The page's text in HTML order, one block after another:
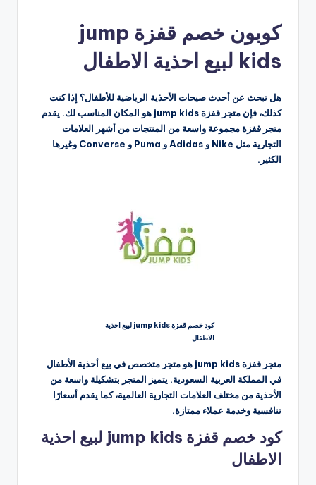
كوبون خصم قفزة jump
kids لبيع احذية الاطفال
هل تبحث عن أحدث صيحات الأحذية الرياضية للأطفال؟ إذا كنت
كذلك، فإن متجر قفزة jump kids هو المكان المناسب لك. يقدم
متجر قفزة مجموعة واسعة من المنتجات من أشهر العلامات
التجارية مثل Nike و Adidas و Puma و Converse وغيرها
الكثير.
كود خصم قفزة jump kids لبيع احذية
الاطفال
متجر قفزة jump kids هو متجر متخصص في بيع أحذية الأطفال
في المملكة العربية السعودية. يتميز المتجر بتشكيلة واسعة من
الأحذية من مختلف العلامات التجارية العالمية، كما يقدم أسعارًا
تنافسية وخدمة عملاء ممتازة.
كود خصم قفزة jump kids لبيع احذية
الاطفال